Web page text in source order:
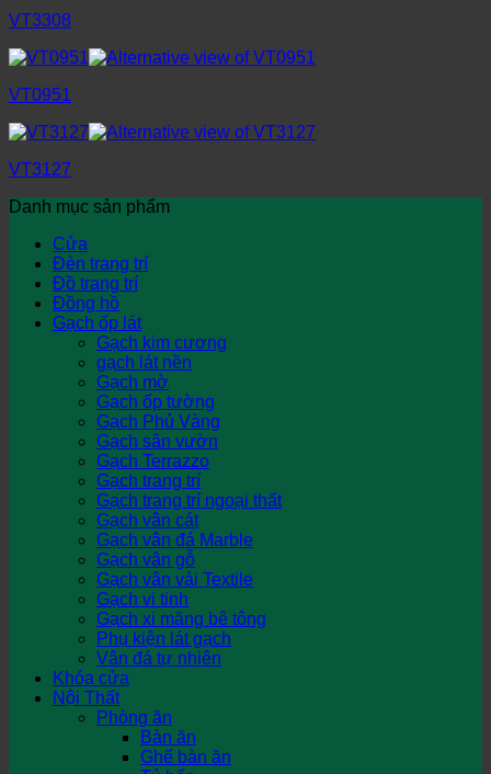
VT3308
VT0951
VT3127
Danh mục sản phẩm
Cửa
Đèn trang trí
Đồ trang trí
Đồng hồ
Gạch ốp lát
Gạch kim cương
gạch lát nền
Gạch mờ
Gạch ốp tường
Gạch Phủ Vàng
Gạch sân vườn
Gạch Terrazzo
Gạch trang trí
Gạch trang trí ngoại thất
Gạch vân cát
Gạch vân đá Marble
Gạch vân gỗ
Gạch vân vải Textile
Gạch vi tinh
Gạch xi măng bê tông
Phụ kiện lát gạch
Vân đá tự nhiên
Khóa cửa
Nội Thất
Phòng ăn
Bàn ăn
Ghế bàn ăn